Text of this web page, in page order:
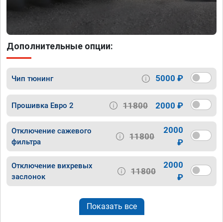
Дополнительные опции:
Чип тюнинг 5000 ₽
Прошивка Евро 2 11800 2000 ₽
Отключение сажевого
фильтра
11800
2000
₽
Отключение вихревых
заслонок
11800
2000
₽
Показать все